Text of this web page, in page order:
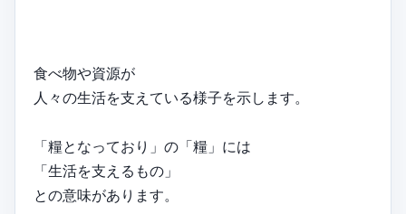
食べ物や資源が
人々の生活を支えている様子を示します。
「糧となっており」の「糧」には
「生活を支えるもの」
との意味があります。